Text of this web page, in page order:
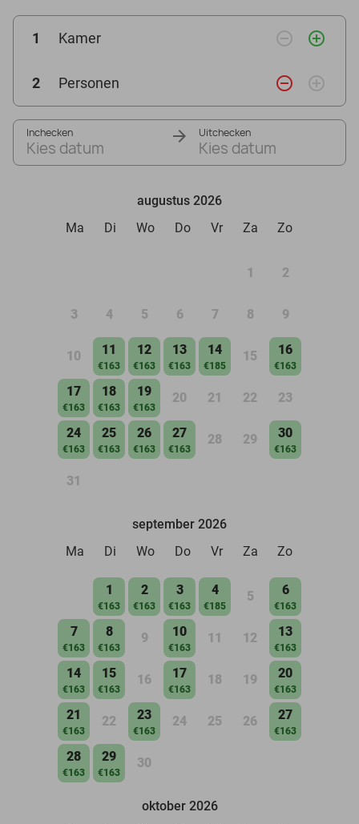
1 Kamer remove_circle_outline add_circle_outline
2 Personen remove_circle_outline add_circle_outline
Inchecken
Kies datum
Uitchecken
Kies datum
augustus 2026
Ma
Di Wo Do Vr Za Zo
1 2
3 4 5 6 7 8 9
10 11
€163
12
€163
13
€163
14
€185
15 16
€163
17
€163
18
€163
19
€163
20 21 22 23
24
€163
25
€163
26
€163
27
€163
28 29 30
€163
31
september 2026
Ma
Di Wo Do Vr Za Zo
1
€163
2
€163
3
€163
4
€185
5 6
€163
7
€163
8
€163
9 10
€163
11 12 13
€163
14
€163
15
€163
16 17
€163
18 19 20
€163
21
€163
22 23
€163
24 25 26 27
€163
28
€163
29
€163
30
oktober 2026